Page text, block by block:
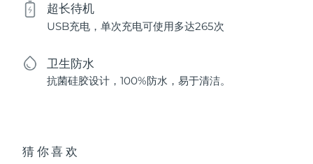
超长待机
USB充电，单次充电可使用多达265次
卫生防水
抗菌硅胶设计，100%防水，易于清洁。
猜你喜欢